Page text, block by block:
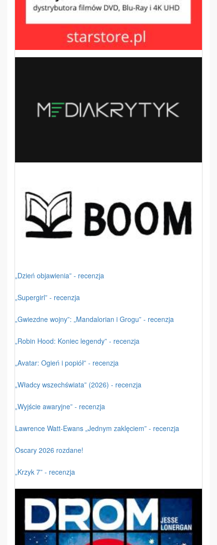
„Dzień objawienia” - recenzja
„Supergirl” - recenzja
„Gwiezdne wojny”: „Mandalorian i Grogu” - recenzja
„Robin Hood: Koniec legendy” - recenzja
„Avatar: Ogień i popiół” - recenzja
„Władcy wszechświata” (2026) - recenzja
„Wyjście awaryjne” - recenzja
Lawrence Watt-Ewans „Jednym zaklęciem” - recenzja
Oscary 2026 rozdane!
„Krzyk 7” - recenzja